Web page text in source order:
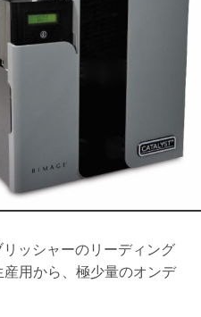
ッシャーのリーディング
用から、極少量のオンデ